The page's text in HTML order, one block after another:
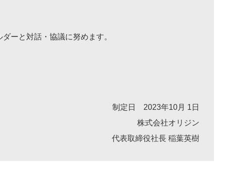
ーと対話・協議に努めます。
制定日 2023年10月 1日
株式会社オリジン
代表取締役社長 稲葉英樹